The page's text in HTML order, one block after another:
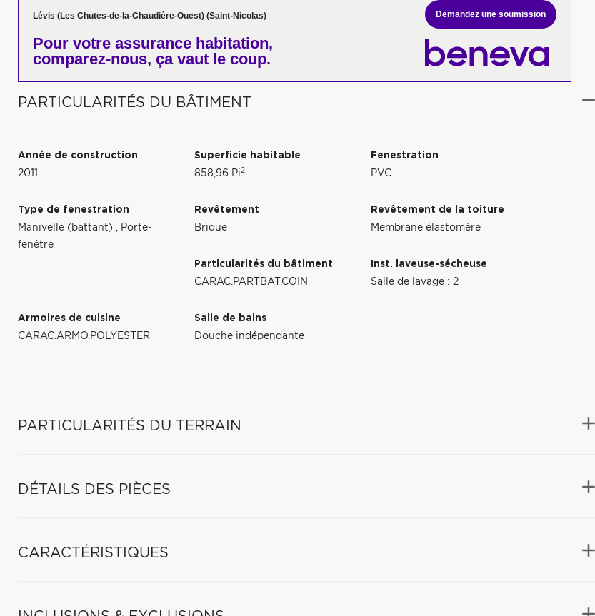
Lévis (Les Chutes-de-la-Chaudière-Ouest) (Saint-Nicolas)
Pour votre assurance habitation,
comparez-nous, ça vaut le coup.
Demandez une soumission
PARTICULARITÉS DU BÂTIMENT
Année de construction
2011
Superficie habitable
858,96 Pi2
Fenestration
PVC
Type de fenestration
Manivelle (battant) , Porte-
fenêtre
Revêtement
Brique
Revêtement de la toiture
Membrane élastomère
Particularités du bâtiment
CARAC.PARTBAT.COIN
Inst. laveuse-sécheuse
Salle de lavage : 2
Armoires de cuisine
CARAC.ARMO.POLYESTER
Salle de bains
Douche indépendante
PARTICULARITÉS DU TERRAIN
DÉTAILS DES PIÈCES
CARACTÉRISTIQUES